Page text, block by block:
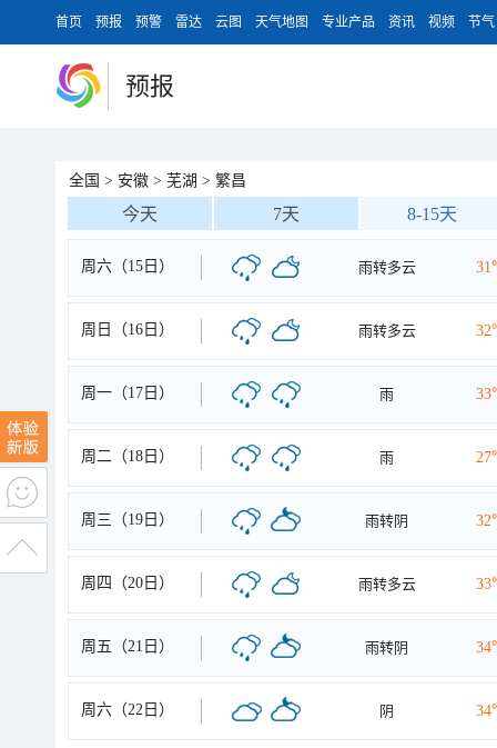
首页 预报 预警 雷达 云图 天气地图 专业产品 资讯 视频 节气
预报
全国 > 安徽 > 芜湖 > 繁昌
今天 7天 8-15天
周六（15日） 雨转多云
周日（16日） 雨转多云
周一（17日） 雨
周二（18日） 雨
周三（19日） 雨转阴
周四（20日） 雨转多云
周五（21日） 雨转阴
周六（22日） 阴